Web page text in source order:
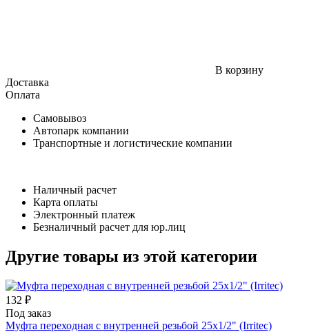
В корзину
Доставка
Оплата
Самовывоз
Автопарк компании
Транспортные и логистические компании
Наличный расчет
Карта оплаты
Электронный платеж
Безналичный расчет для юр.лиц
Другие товары из этой категории
132 ₽
Под заказ
Муфта переходная с внутренней резьбой 25х1/2" (Irritec)